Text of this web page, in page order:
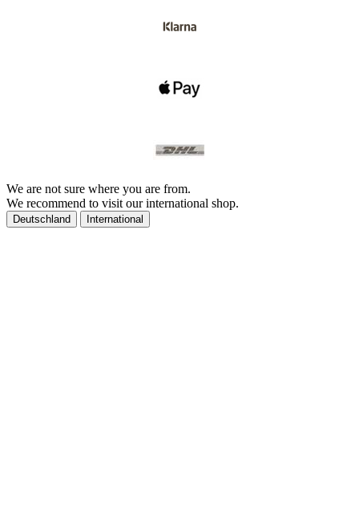
We are not sure where you are from.
We recommend to visit our international shop.
Deutschland International